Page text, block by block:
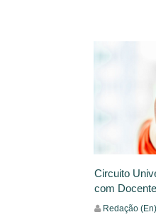
Circuito
com
Redação